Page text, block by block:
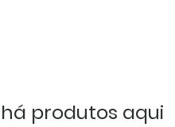
produtos aqui